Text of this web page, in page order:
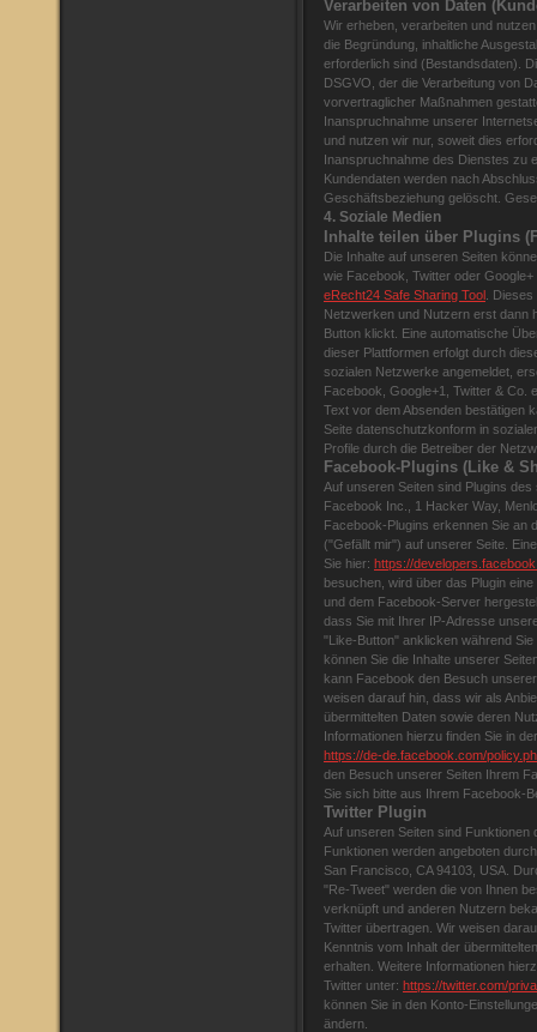
Verarbeiten von Daten
Wir erheben, verarbeiten und
die Begründung, inhaltliche
erforderlich sind (Bestandsdaten).
DSGVO, der die Verarbeitung von
vorvertraglicher Maßnahmen
Inanspruchnahme unserer
und nutzen wir nur, soweit dies
Inanspruchnahme des Dienstes zu
Kundendaten werden nach
Geschäftsbeziehung gelöscht.
4. Soziale Medien
Inhalte teilen über Plugins
Die Inhalte auf unseren Seiten
wie Facebook, Twitter oder
eRecht24 Safe Sharing Tool .
Netzwerken und Nutzern erst dann
Button klickt. Eine automatische
dieser Plattformen erfolgt durch
sozialen Netzwerke angemeldet,
Facebook, Google+1, Twitter & Co.
Text vor dem Absenden bestätigen
Seite datenschutzkonform in
Profile durch die Betreiber der
Facebook-Plugins (Like &
Auf unseren Seiten sind Plugins
Facebook Inc., 1 Hacker Way,
Facebook-Plugins erkennen Sie an
("Gefällt mir") auf unserer Seite.
Sie hier: https://
besuchen, wird über das Plugin
und dem Facebook-Server
dass Sie mit Ihrer IP-Adresse
"Like-Button" anklicken während
können Sie die Inhalte unserer
kann Facebook den Besuch
weisen darauf hin, dass wir als
übermittelten Daten sowie deren
Informationen hierzu finden Sie in
https://de-de.facebook.com/
den Besuch unserer Seiten Ihrem
Sie sich bitte aus Ihrem Facebook-
Twitter Plugin
Auf unseren Seiten sind Funktionen
Funktionen werden angeboten
San Francisco, CA 94103, USA.
"Re-Tweet" werden die von Ihnen
verknüpft und anderen Nutzern
Twitter übertragen. Wir weisen
Kenntnis vom Inhalt der
erhalten. Weitere Informationen
Twitter unter: https://twitter.com/
können Sie in den Konto-
ändern.